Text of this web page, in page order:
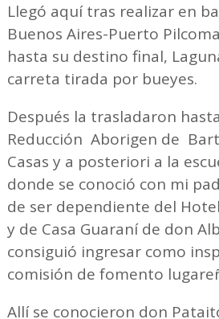
Llegó aquí tras realizar en
Buenos Aires-Puerto
hasta su destino final,
carreta tirada por bueyes.
Después la trasladaron
Reducción Aborigen de
Casas y a posteriori a la
donde se conoció con mi
de ser dependiente del
y de Casa Guaraní de don
consiguió ingresar como
comisión de fomento
Allí se conocieron don